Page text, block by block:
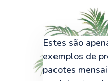
Estes são
exemplos de
pacotes